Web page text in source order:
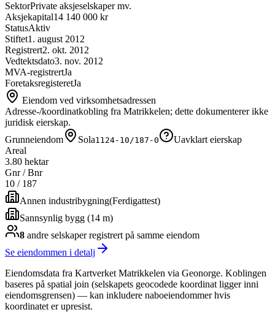
SektorPrivate aksjeselskaper mv.
Aksjekapital14 140 000 kr
StatusAktiv
Stiftet1. august 2012
Registrert2. okt. 2012
Vedtektsdato3. nov. 2012
MVA-registrertJa
ForetaksregisteretJa
Eiendom ved virksomhetsadressen
Adresse-/koordinatkobling fra Matrikkelen; dette dokumenterer ikke
juridisk eierskap.
Grunneiendom
Sola1124-10/187-0
Uavklart eierskap
Areal
3.80 hektar
Gnr / Bnr
10 / 187
Annen industribygning(Ferdigattest)
Sannsynlig bygg (14 m)
8 andre selskaperregistrert på samme eiendom
Se eiendommen i detalj
Eiendomsdata fra Kartverket Matrikkelen via Geonorge. Koblingen
baseres på spatial join (selskapets geocodede koordinat ligger inni
eiendomsgrensen) — kan inkludere naboeiendommer hvis
koordinatet er upresist.